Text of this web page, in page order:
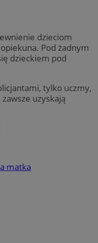
dzieciom
Pod żadnym
dzieckiem pod
tylko uczmy,
uzyskają
matka